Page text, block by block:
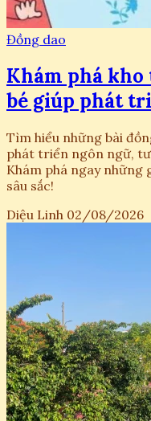
Đồng dao
Khám phá kho
bé giúp phát
Tìm hiểu những bài
phát triển ngôn ngữ,
Khám phá ngay những
sâu sắc!
Diệu Linh 02/08/2026